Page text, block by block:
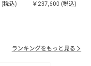
(税込) ￥237,600 (税込)
ランキングをもっと見る